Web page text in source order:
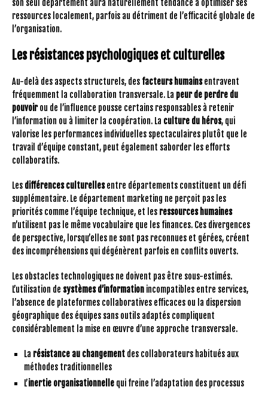
son seul département aura naturellement tendance à optimiser ses
ressources localement, parfois au détriment de l’efficacité globale de
l’organisation.
Les résistances psychologiques et culturelles
Au-delà des aspects structurels, des facteurs humainsentravent
fréquemment la collaboration transversale. La peur de perdre du
pouvoirou de l’influence pousse certains responsables à retenir
l’information ou à limiter la coopération. La culture du héros, qui
valorise les performances individuelles spectaculaires plutôt que le
travail d’équipe constant, peut également saborder les efforts
collaboratifs.
Les différences culturellesentre départements constituent un défi
supplémentaire. Le département marketing ne perçoit pas les
priorités comme l’équipe technique, et les ressources humaines
n’utilisent pas le même vocabulaire que les finances. Ces divergences
de perspective, lorsqu’elles ne sont pas reconnues et gérées, créent
des incompréhensions qui dégénèrent parfois en conflits ouverts.
Les obstacles technologiques ne doivent pas être sous-estimés.
L’utilisation de systèmes d’information incompatibles entre services,
l’absence de plateformes collaboratives efficaces ou la dispersion
géographique des équipes sans outils adaptés compliquent
considérablement la mise en œuvre d’une approche transversale.
La résistance au changement des collaborateurs habitués aux
méthodes traditionnelles
L’inertie organisationnelle qui freine l’adaptation des processus